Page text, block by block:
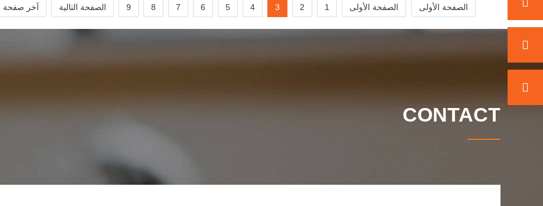
الصفحة الأولى
الصفحة الأولى 1
2
3
4
5
6
7
8
9 الصفحة التالية آخر صفحة
CONTACT